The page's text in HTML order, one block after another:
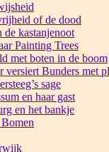
of de dood
kastanjenoot
Painting Trees
met boten in de boom
versiert Bunders met
sage
en haar gast
en het bankje